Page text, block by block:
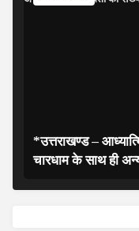
*उत्तराखण्ड –
चारधाम के साथ ही